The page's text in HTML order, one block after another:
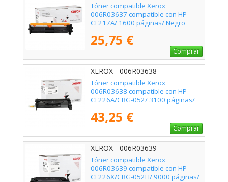
Tóner compatible Xerox
006R03637 compatible con HP
CF217A/ 1600 páginas/ Negro
25,75 €
Comprar
XEROX - 006R03638
Tóner compatible Xerox
006R03638 compatible con HP
CF226A/CRG-052/ 3100 páginas/
43,25 €
Comprar
XEROX - 006R03639
Tóner compatible Xerox
006R03639 compatible con HP
CF226X/CRG-052H/ 9000 páginas/